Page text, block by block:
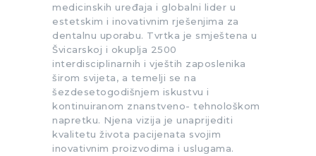
medicinskih uređaja i globalni lider u
estetskim i inovativnim rješenjima za
dentalnu uporabu. Tvrtka je smještena u
Švicarskoj i okuplja 2500
interdisciplinarnih i vještih zaposlenika
širom svijeta, a temelji se na
šezdesetogodišnjem iskustvu i
kontinuiranom znanstveno- tehnološkom
napretku. Njena vizija je unaprijediti
kvalitetu života pacijenata svojim
inovativnim proizvodima i uslugama.